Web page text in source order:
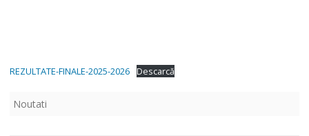
REZULTATE-FINALE-2025-2026 Descarcă
Noutati